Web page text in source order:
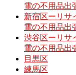
電の不用品出
新宿区ーリサ
電の不用品出
渋谷区ーリサ
電の不用品出
目黒区
練馬区